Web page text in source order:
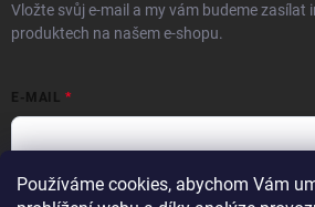
Používáme cookies, abychom Vám
Vložte svůj e-mail a my vám budeme zasílat
produktech na našem e-shopu.
E-MAIL